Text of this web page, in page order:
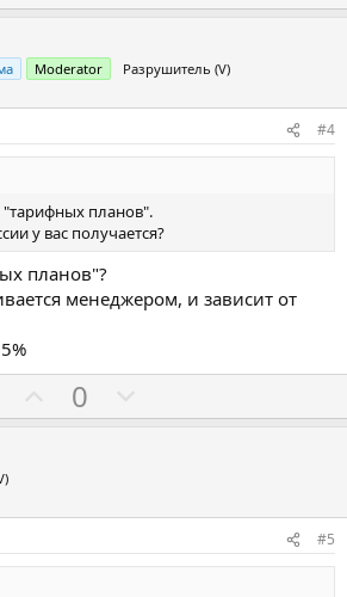
а р
т
и
Moderator Разрушитель (V)
#4
"тарифных планов".
у вас получается?
планов"?
менеджером, и зависит от
а
0
р
и
#5